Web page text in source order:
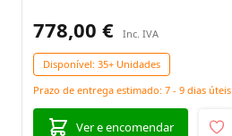
778,00 €
Disponível: 35+ Unidades
Prazo de entrega estimado: 7 - 9 dias úteis
Ver e encomendar